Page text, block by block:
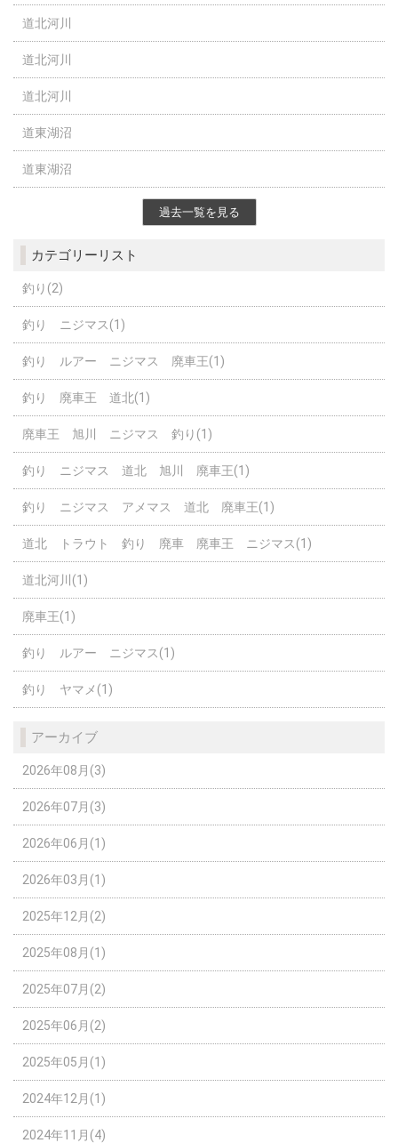
道北河川
道北河川
道北河川
道東湖沼
道東湖沼
過去一覧を見る
カテゴリーリスト
釣り(2)
釣り ニジマス(1)
釣り ルアー ニジマス 廃車王(1)
釣り 廃車王 道北(1)
廃車王 旭川 ニジマス 釣り(1)
釣り ニジマス 道北 旭川 廃車王(1)
釣り ニジマス アメマス 道北 廃車王(1)
道北 トラウト 釣り 廃車 廃車王 ニジマス(1)
道北河川(1)
廃車王(1)
釣り ルアー ニジマス(1)
釣り ヤマメ(1)
アーカイブ
2026年08月(3)
2026年07月(3)
2026年06月(1)
2026年03月(1)
2025年12月(2)
2025年08月(1)
2025年07月(2)
2025年06月(2)
2025年05月(1)
2024年12月(1)
2024年11月(4)